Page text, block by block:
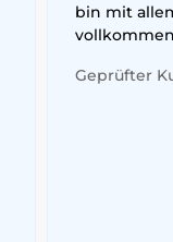
bin mit
Geprüfter